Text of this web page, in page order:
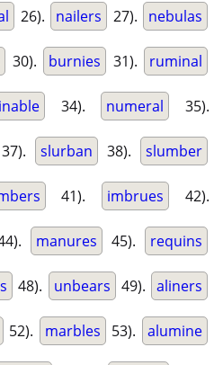
26). nailers 27). nebulas
30). burnies 31). ruminal
34). numeral 35).
37). slurban 38). slumber
41). imbrues 42).
manures 45). requins
48). unbears 49). aliners
52). marbles 53). alumine